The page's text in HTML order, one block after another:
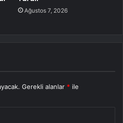
Ağustos 7, 2026
Gerekli alanlar * ile